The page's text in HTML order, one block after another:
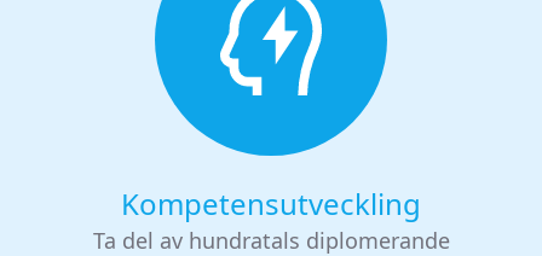
Kompetensutveckling
Ta del av hundratals diplomerande